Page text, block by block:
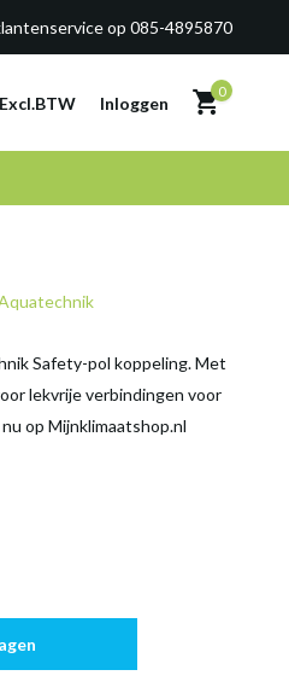
op 085-4895870
BTW Inloggen
0
Safety-pol koppeling. Met
lekvrije verbindingen voor
op Mijnklimaatshop.nl